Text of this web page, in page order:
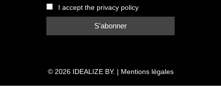
I accept the privacy policy
© 2026 IDEALIZE BY. | Mentions légales